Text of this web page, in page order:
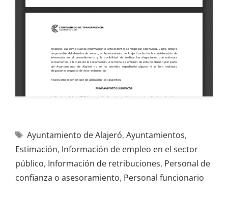
Ayuntamiento de Alajeró, Ayuntamientos,
Estimación, Información de empleo en el sector
público, Información de retribuciones, Personal de
confianza o asesoramiento, Personal funcionario